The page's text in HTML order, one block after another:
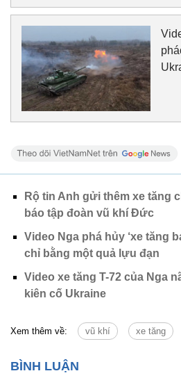
Rộ tin Anh gửi thêm xe tăng
báo tập đoàn vũ khí Đức
Video Nga phá hủy ‘xe tăng
chỉ bằng một quả lựu đạn
Video xe tăng T-72 của Nga
kiên cố Ukraine
Xem thêm về: vũ khí xe tăng